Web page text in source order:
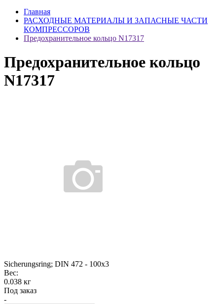
Главная
РАСХОДНЫЕ МАТЕРИАЛЫ И ЗАПАСНЫЕ ЧАСТИ
КОМПРЕССОРОВ
Предохранительное кольцо N17317
Предохранительное кольцо
N17317
Sicherungsring; DIN 472 - 100x3
Вес:
0.038 кг
Под заказ
-